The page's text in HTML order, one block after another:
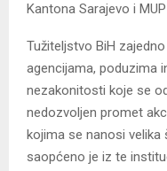
Kantona Sarajevo i
Tužiteljstvo BiH
agencijama, poduzima
nezakonitosti koje se
nedozvoljen promet
kojima se nanosi velika
saopćeno je iz te